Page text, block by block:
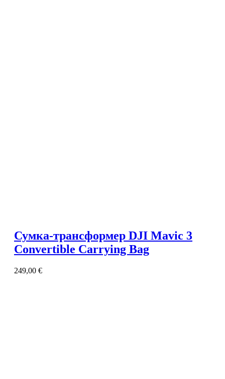
Сумка-трансформер DJI Mavic 3
Convertible Carrying Bag
249,00 €